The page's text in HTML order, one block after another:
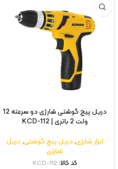
دریل پیچ گوشتی شارژی دو سرعته 12
ولت 2 باتری | KCD-112
ابزار شارژی,دریل پیچ گوشتی,دریل
شارژی
کد کالا: KCD-112